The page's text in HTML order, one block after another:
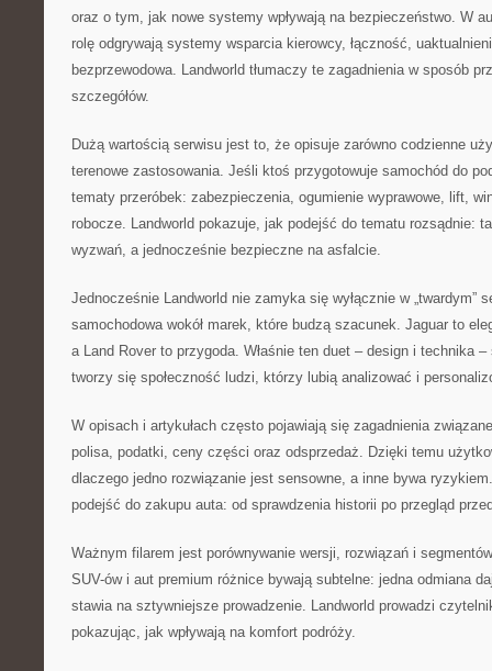
oraz o tym, jak nowe systemy wpływają na bezpieczeństwo. W
rolę odgrywają systemy wsparcia kierowcy, łączność,
bezprzewodowa. Landworld tłumaczy te zagadnienia w sposób
szczegółów.
Dużą wartością serwisu jest to, że opisuje zarówno codzienne
terenowe zastosowania. Jeśli ktoś przygotowuje samochód do
tematy przeróbek: zabezpieczenia, ogumienie wyprawowe, lift,
robocze. Landworld pokazuje, jak podejść do tematu rozsądnie:
wyzwań, a jednocześnie bezpieczne na asfalcie.
Jednocześnie Landworld nie zamyka się wyłącznie w „twardym”
samochodowa wokół marek, które budzą szacunek. Jaguar to
a Land Rover to przygoda. Właśnie ten duet – design i technika –
tworzy się społeczność ludzi, którzy lubią analizować i
W opisach i artykułach często pojawiają się zagadnienia
polisa, podatki, ceny części oraz odsprzedaż. Dzięki temu
dlaczego jedno rozwiązanie jest sensowne, a inne bywa
podejść do zakupu auta: od sprawdzenia historii po przegląd
Ważnym filarem jest porównywanie wersji, rozwiązań i
SUV-ów i aut premium różnice bywają subtelne: jedna odmiana
stawia na sztywniejsze prowadzenie. Landworld prowadzi
pokazując, jak wpływają na komfort podróży.